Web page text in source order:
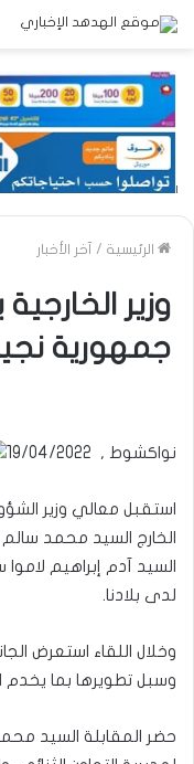
الرئيسية / آخر الأخبار
وزير
جمهورية
نواكشوط , 19/04/2022
استقبل معالي وزير
الخارج السيد محمد سالم
السيد آدم إبراهيم
لدى بلادنا.
وخلال اللقاء استعرض
وسبل تطويرها بما يخدم
حضر المقابلة السيد